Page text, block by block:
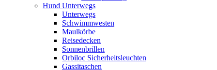
Hund Unterwegs
Unterwegs
Schwimmwesten
Maulkörbe
Reisedecken
Sonnenbrillen
Orbiloc Sicherheitsleuchten
Gassitaschen